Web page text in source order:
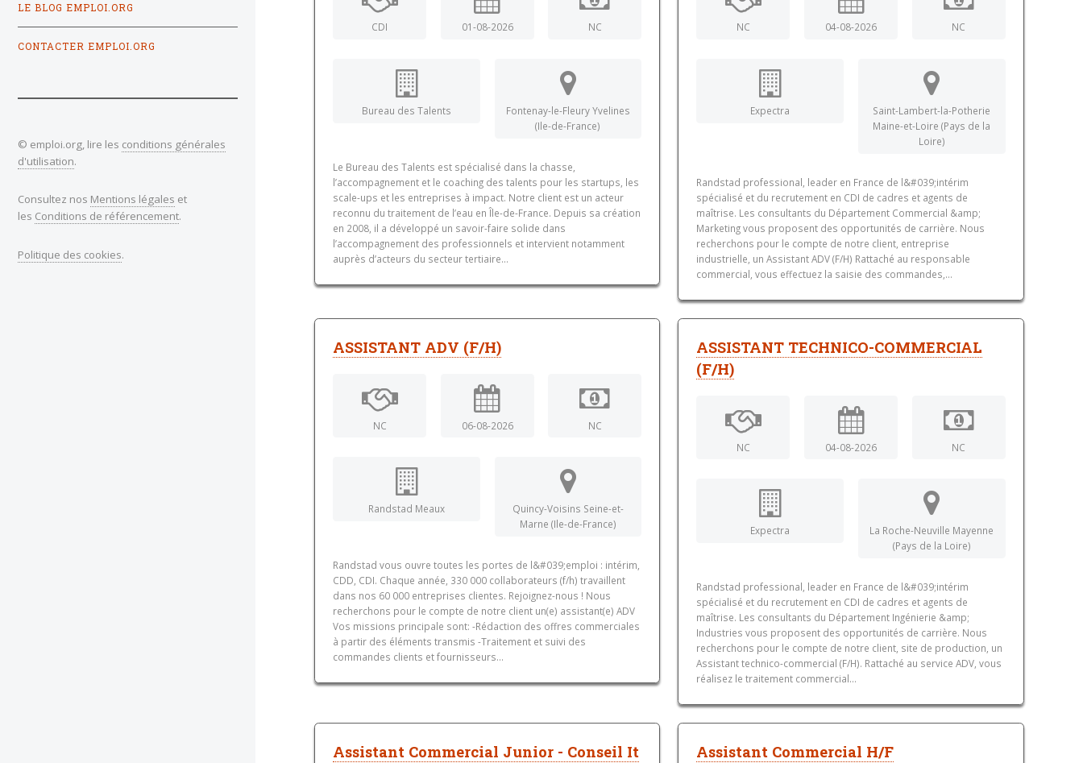
CDI 01-08-2026 NC
Bureau des Talents
Fontenay-le-Fleury Yvelines
(Ile-de-France)
Le Bureau des Talents est spécialisé dans la chasse,
l’accompagnement et le coaching des talents pour les startups, les
scale-ups et les entreprises à impact. Notre client est un acteur
reconnu du traitement de l’eau en Île-de-France. Depuis sa création
en 2008, il a développé un savoir-faire solide dans
l’accompagnement des professionnels et intervient notamment
auprès d’acteurs du secteur tertiaire...
NC 04-08-2026 NC
Expectra
Saint-Lambert-la-Potherie
Maine-et-Loire (Pays de la
Loire)
Randstad professional, leader en France de l&#039;intérim
spécialisé et du recrutement en CDI de cadres et agents de
maîtrise. Les consultants du Département Commercial &amp;
Marketing vous proposent des opportunités de carrière. Nous
recherchons pour le compte de notre client, entreprise
industrielle, un Assistant ADV (F/H) Rattaché au responsable
commercial, vous effectuez la saisie des commandes,...
ASSISTANT ADV (F/H)
NC 06-08-2026 NC
Randstad Meaux
Quincy-Voisins Seine-et-
Marne (Ile-de-France)
Randstad vous ouvre toutes les portes de l&#039;emploi : intérim,
CDD, CDI. Chaque année, 330 000 collaborateurs (f/h) travaillent
dans nos 60 000 entreprises clientes. Rejoignez-nous ! Nous
recherchons pour le compte de notre client un(e) assistant(e) ADV
Vos missions principale sont: -Rédaction des offres commerciales
à partir des éléments transmis -Traitement et suivi des
commandes clients et fournisseurs...
ASSISTANT TECHNICO-COMMERCIAL
(F/H)
NC 04-08-2026 NC
Expectra
La Roche-Neuville Mayenne
(Pays de la Loire)
Randstad professional, leader en France de l&#039;intérim
spécialisé et du recrutement en CDI de cadres et agents de
maîtrise. Les consultants du Département Ingénierie &amp;
Industries vous proposent des opportunités de carrière. Nous
recherchons pour le compte de notre client, site de production, un
Assistant technico-commercial (F/H). Rattaché au service ADV, vous
réalisez le traitement commercial...
Assistant Commercial Junior - Conseil It
Assistant Commercial H/F
LE BLOG EMPLOI.ORG
CONTACTER EMPLOI.ORG
© emploi.org, lire les conditions générales
d'utilisation.
Consultez nos Mentions légales et
les Conditions de référencement.
Politique des cookies.